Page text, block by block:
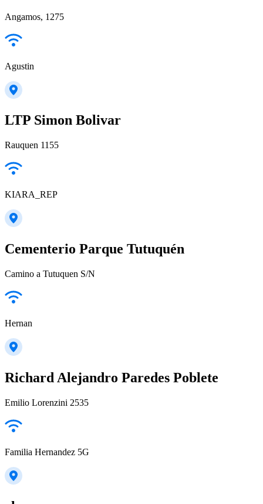
Angamos, 1275
Agustin
LTP Simon Bolivar
Rauquen 1155
KIARA_REP
Cementerio Parque Tutuquén
Camino a Tutuquen S/N
Hernan
Richard Alejandro Paredes Poblete
Emilio Lorenzini 2535
Familia Hernandez 5G